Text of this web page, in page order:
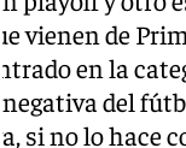
vienen de
en la
del
si no lo hace